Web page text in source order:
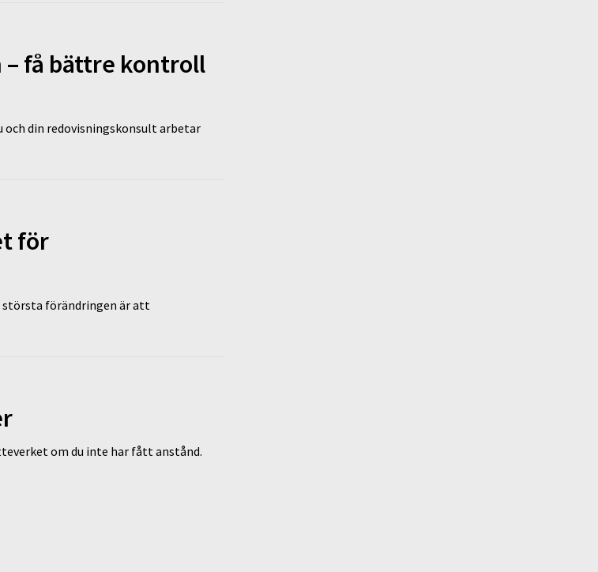
få bättre kontroll
din redovisningskonsult arbetar
för
största förändringen är att
om du inte har fått anstånd.